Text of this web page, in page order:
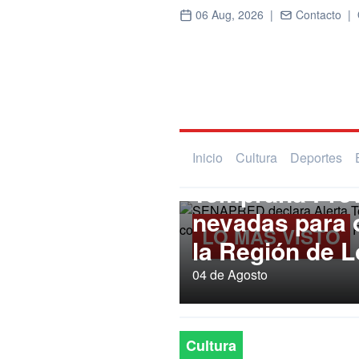
06 Aug, 2026 | Contacto |
Inicio Cultura Deportes
LO MÁS VISTO
SENAPRED
Temprana
nevadas para
la Región de
04 de Agosto
Cultura